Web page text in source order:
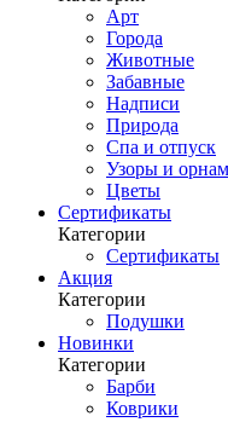
Арт
Города
Животные
Забавные
Надписи
Природа
Спа и отпуск
Узоры и
Цветы
Сертификаты
Категории
Сертификаты
Акция
Категории
Подушки
Новинки
Категории
Барби
Коврики